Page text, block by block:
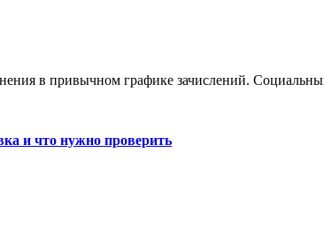
в привычном графике зачислений.
и что нужно проверить